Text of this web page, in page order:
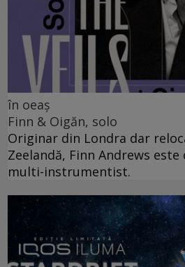
în oeaș
Finn & Oigăn, solo
Originar din Londra dar
Zeelandă, Finn Andrews
multi-instrumentist.